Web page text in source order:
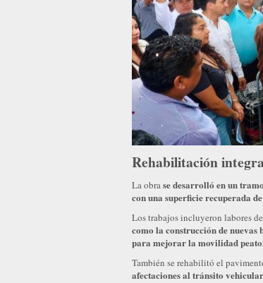
Rehabilitación
La obrase desarrolló en un
con una superficie recuperada
Los trabajos incluyeron labores
como la construcción de nuevas
para mejorar la movilidad
También se rehabilitó el
afectaciones al tránsito vehicular